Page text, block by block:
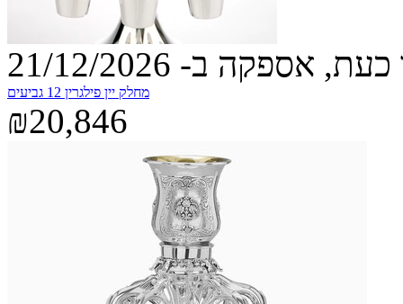
אספקה ב- 21/12/2026
מחלק יין פילגרין 12 גביעים
₪20,846